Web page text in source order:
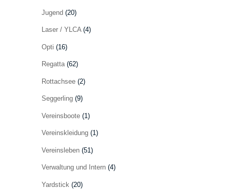
Jugend (20)
Laser / YLCA(4)
Opti (16)
Regatta(62)
Rottachsee(2)
Seggerling(9)
Vereinsboote(1)
Vereinskleidung(1)
Vereinsleben(51)
Verwaltung und Intern(4)
Yardstick (20)